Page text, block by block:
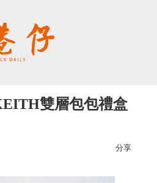
雙層包包禮盒
分享